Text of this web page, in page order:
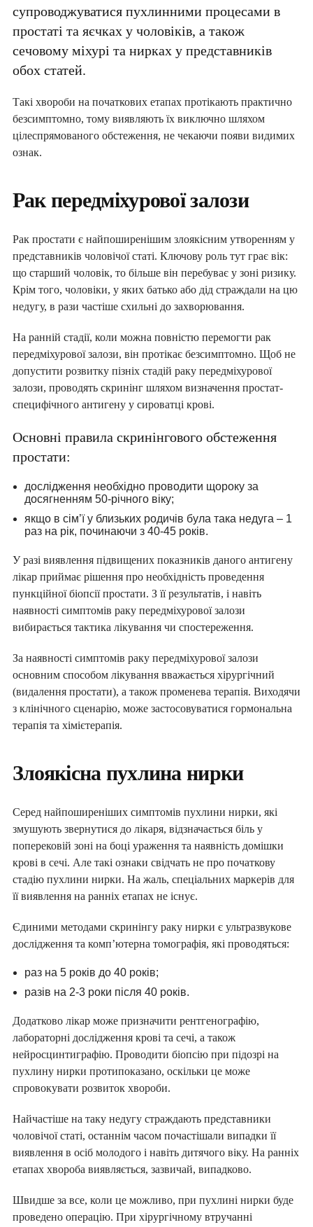
супроводжуватися пухлинними процесами в
простаті та яєчках у чоловіків, а також
сечовому міхурі та нирках у представників
обох статей.
Такі хвороби на початкових етапах протікають практично
безсимптомно, тому виявляють їх виключно шляхом
цілеспрямованого обстеження, не чекаючи появи видимих ​​
ознак.
Рак передміхурової залози
Рак простати є найпоширенішим злоякісним утворенням у
представників чоловічої статі. Ключову роль тут грає вік:
що старший чоловік, то більше він перебуває у зоні ризику.
Крім того, чоловіки, у яких батько або дід страждали на цю
недугу, в рази частіше схильні до захворювання.
На ранній стадії, коли можна повністю перемогти рак
передміхурової залози, він протікає безсимптомно. Щоб не
допустити розвитку пізніх стадій раку передміхурової
залози, проводять скринінг шляхом визначення простат-
специфічного антигену у сироватці крові.
Основні правила скринінгового обстеження
простати:
дослідження необхідно проводити щороку за
досягненням 50-річного віку;
якщо в сім’ї у близьких родичів була така недуга – 1
раз на рік, починаючи з 40-45 років.
У разі виявлення підвищених показників даного антигену
лікар приймає рішення про необхідність проведення
пункційної біопсії простати. З її результатів, і навіть
наявності симптомів раку передміхурової залози
вибирається тактика лікування чи спостереження.
За наявності симптомів раку передміхурової залози
основним способом лікування вважається хірургічний
(видалення простати), а також променева терапія. Виходячи
з клінічного сценарію, може застосовуватися гормональна
терапія та хімієтерапія.
Злоякісна пухлина нирки
Серед найпоширеніших симптомів пухлини нирки, які
змушують звернутися до лікаря, відзначається біль у
поперековій зоні на боці ураження та наявність домішки
крові в сечі. Але такі ознаки свідчать не про початкову
стадію пухлини нирки. На жаль, спеціальних маркерів для
її виявлення на ранніх етапах не існує.
Єдиними методами скринінгу раку нирки є ультразвукове
дослідження та комп’ютерна томографія, які проводяться:
раз на 5 років до 40 років;
разів на 2-3 роки після 40 років.
Додатково лікар може призначити рентгенографію,
лабораторні дослідження крові та сечі, а також
нейросцинтиграфію. Проводити біопсію при підозрі на
пухлину нирки протипоказано, оскільки це може
спровокувати розвиток хвороби.
Найчастіше на таку недугу страждають представники
чоловічої статі, останнім часом почастішали випадки її
виявлення в осіб молодого і навіть дитячого віку. На ранніх
етапах хвороба виявляється, зазвичай, випадково.
Швидше за все, коли це можливо, при пухлині нирки буде
проведено операцію. При хірургічному втручанні